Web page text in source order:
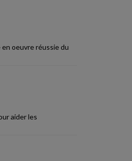
oeuvre réussie du
aider les